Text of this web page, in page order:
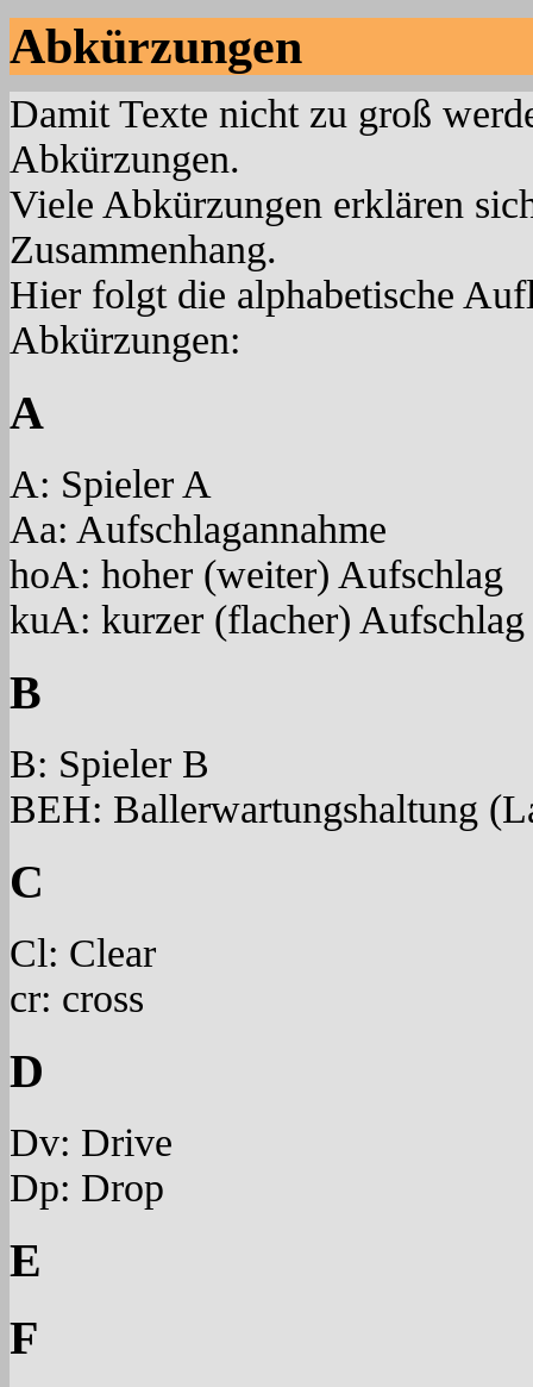
Abkürzungen
Damit Texte nicht zu groß
Abkürzungen.
Viele Abkürzungen erklären
Zusammenhang.
Hier folgt die alphabetische
Abkürzungen:
A
A: Spieler A
Aa: Aufschlagannahme
hoA: hoher (weiter) Aufschlag
kuA: kurzer (flacher) Aufschlag
B
B: Spieler B
BEH: Ballerwartungshaltung
C
Cl: Clear
cr: cross
D
Dv: Drive
Dp: Drop
E
F